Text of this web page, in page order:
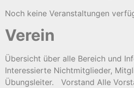
Noch keine Veranstaltungen
Verein
Übersicht über alle Bereich und
Interessierte Nichtmitglieder,
Übungsleiter. Vorstand Alle